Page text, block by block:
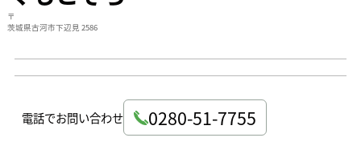
〒
茨城県古河市下辺見 2586
電話でお問い合わせ 0280-51-7755